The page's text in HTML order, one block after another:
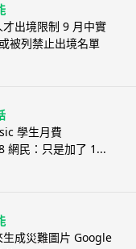
才出境限制 9 月中實
被列禁止出境名單
學生月費
網民：只是加了 1...
生成災難圖片 Google